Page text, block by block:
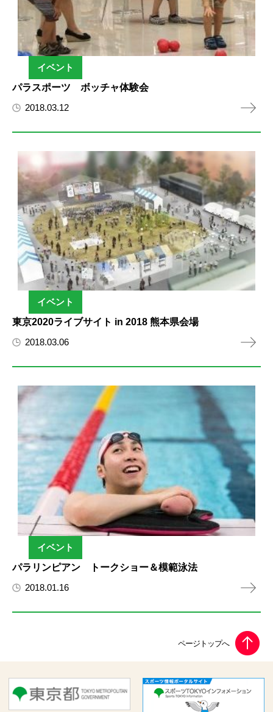
イベント
パラスポーツ ボッチャ体験会
2018.03.12
イベント
東京2020ライブサイト in 2018 熊本県会場
2018.03.06
イベント
パラリンピアン トークショー＆模範泳法
2018.01.16